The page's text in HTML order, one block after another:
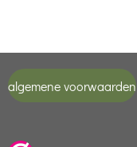
algemene voorwaarden